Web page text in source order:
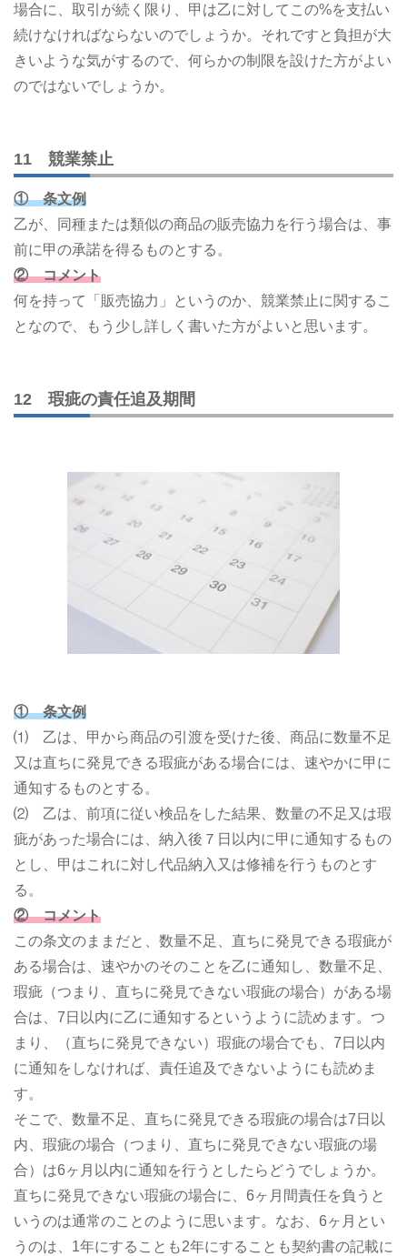
場合に、取引が続く限り、甲は乙に対してこの%を支払い
続けなければならないのでしょうか。それですと負担が大
きいような気がするので、何らかの制限を設けた方がよい
のではないでしょうか。
11 競業禁止
① 条文例
乙が、同種または類似の商品の販売協力を行う場合は、事
前に甲の承諾を得るものとする。
② コメント
何を持って「販売協力」というのか、競業禁止に関するこ
となので、もう少し詳しく書いた方がよいと思います。
12 瑕疵の責任追及期間
① 条文例
⑴ 乙は、甲から商品の引渡を受けた後、商品に数量不足
又は直ちに発見できる瑕疵がある場合には、速やかに甲に
通知するものとする。
⑵ 乙は、前項に従い検品をした結果、数量の不足又は瑕
疵があった場合には、納入後７日以内に甲に通知するもの
とし、甲はこれに対し代品納入又は修補を行うものとす
る。
② コメント
この条文のままだと、数量不足、直ちに発見できる瑕疵が
ある場合は、速やかのそのことを乙に通知し、数量不足、
瑕疵（つまり、直ちに発見できない瑕疵の場合）がある場
合は、7日以内に乙に通知するというように読めます。つ
まり、（直ちに発見できない）瑕疵の場合でも、7日以内
に通知をしなければ、責任追及できないようにも読めま
す。
そこで、数量不足、直ちに発見できる瑕疵の場合は7日以
内、瑕疵の場合（つまり、直ちに発見できない瑕疵の場
合）は6ヶ月以内に通知を行うとしたらどうでしょうか。
直ちに発見できない瑕疵の場合に、6ヶ月間責任を負うと
いうのは通常のことのように思います。なお、6ヶ月とい
うのは、1年にすることも2年にすることも契約書の記載に